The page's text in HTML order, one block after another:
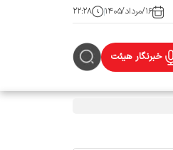
۱۶/مرداد/۱۴۰۵ ۲۲:۲۸
خبرنگار هیئت